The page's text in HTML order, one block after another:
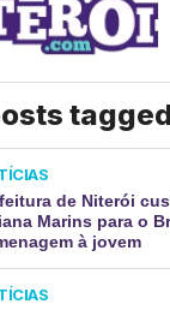
de Niterói
Marins para o
à jovem